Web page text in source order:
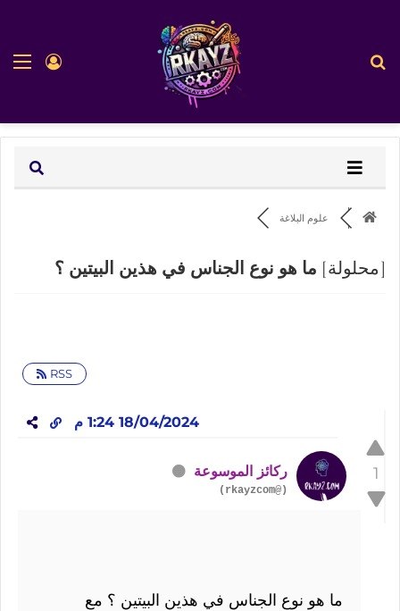
تسجيل
علوم البلاغة
[محلولة] ما هو نوع الجناس في هذين البيتين ؟
RSS
1
18/04/2024 1:24 م
ركائز الموسوعة
(@rkayzcom)
ما هو نوع الجناس في هذين البيتين ؟ مع